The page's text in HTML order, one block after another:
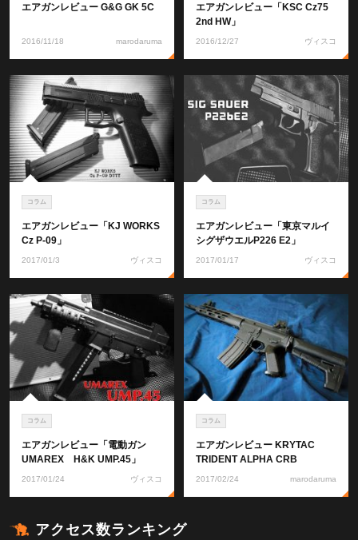
エアガンレビュー G&G GK 5C
2016/11/18 marodaruma
エアガンレビュー「KSC Cz75
2nd HW」
2016/12/27 ヴィスコ
コラム
エアガンレビュー「KJ WORKS
Cz P-09」
2017/01/3 ヴィスコ
コラム
エアガンレビュー「東京マルイ
シグザウエルP226 E2」
2017/01/17 ヴィスコ
コラム
エアガンレビュー「電動ガン
UMAREX H&K UMP.45」
2017/01/24 ヴィスコ
コラム
エアガンレビュー KRYTAC
TRIDENT ALPHA CRB
2017/02/24 marodaruma
アクセス数ランキング